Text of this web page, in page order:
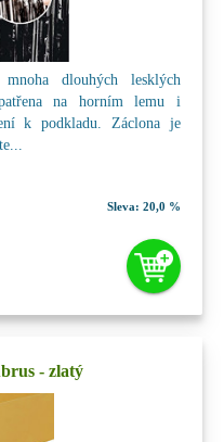
dlouhých lesklých
na horním lemu i
k podkladu. Záclona je
Sleva: 20,0 %
- zlatý